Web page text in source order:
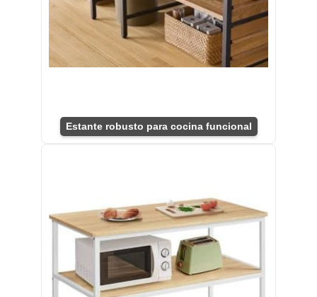
Estante robusto para cocina funcional